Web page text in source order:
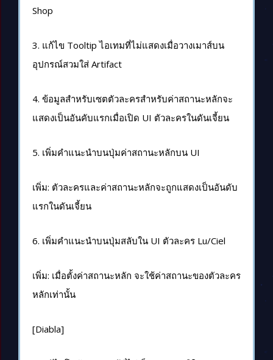
Shop
3. แก้ไข Tooltip ไอเทมที่ไม่แสดงเมื่อวางเมาส์บน
อุปกรณ์สวมใส่ Artifact
4. ข้อมูลสำหรับเซตตัวละครสำหรับค่าสถานะหลักจะ
แสดงเป็นอันคับแรกเมื่อเปิด UI ตัวละครในดันเจี้ยน
5. เพิ่มคำแนะนำบนปุ่มค่าสถานะหลักบน UI
เพิ่ม: ตัวละครและค่าสถานะหลักจะถูกแสดงเป็นอันดับ
แรกในดันเจี้ยน
6. เพิ่มคำแนะนำบนปุ่มสลับใน UI ตัวละคร Lu/Ciel
เพิ่ม: เมื่อตั้งค่าสถานะหลัก จะใช้ค่าสถานะของตัวละคร
หลักเท่านั้น
[Diabla]